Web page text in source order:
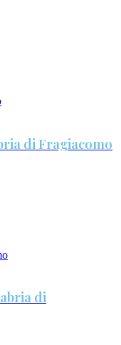
di Fragiacomo
di